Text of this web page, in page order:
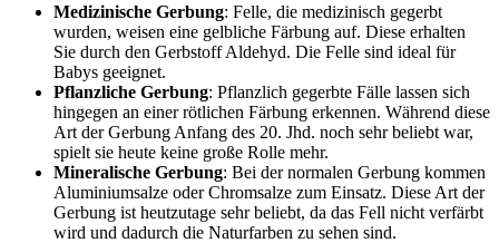
Medizinische Gerbung: Felle, die medizinisch gegerbt
wurden, weisen eine gelbliche Färbung auf. Diese erhalten
Sie durch den Gerbstoff Aldehyd. Die Felle sind ideal für
Babys geeignet.
Pflanzliche Gerbung: Pflanzlich gegerbte Fälle lassen sich
hingegen an einer rötlichen Färbung erkennen. Während diese
Art der Gerbung Anfang des 20. Jhd. noch sehr beliebt war,
spielt sie heute keine große Rolle mehr.
Mineralische Gerbung: Bei der normalen Gerbung kommen
Aluminiumsalze oder Chromsalze zum Einsatz. Diese Art der
Gerbung ist heutzutage sehr beliebt, da das Fell nicht verfärbt
wird und dadurch die Naturfarben zu sehen sind.